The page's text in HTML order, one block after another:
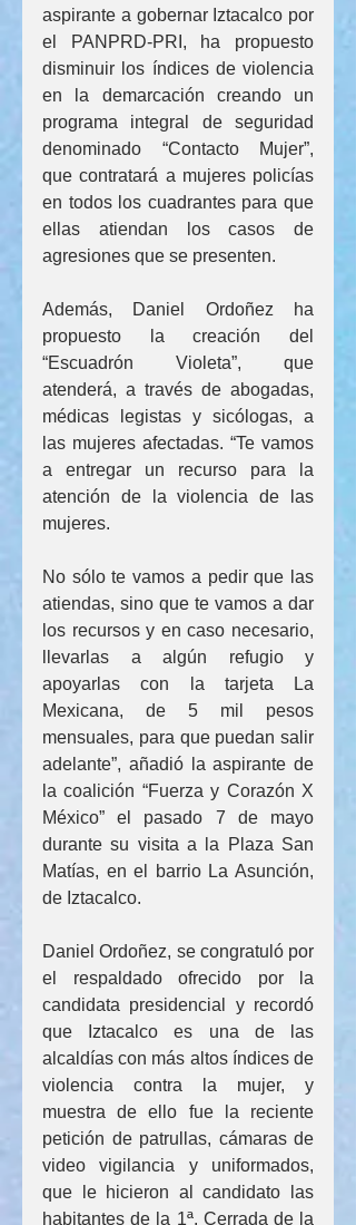
aspirante a gobernar Iztacalco por
el PANPRD-PRI, ha propuesto
disminuir los índices de violencia
en la demarcación creando un
programa integral de seguridad
denominado “Contacto Mujer”,
que contratará a mujeres policías
en todos los cuadrantes para que
ellas atiendan los casos de
agresiones que se presenten.
Además, Daniel Ordoñez ha
propuesto la creación del
“Escuadrón Violeta”, que
atenderá, a través de abogadas,
médicas legistas y sicólogas, a
las mujeres afectadas. “Te vamos
a entregar un recurso para la
atención de la violencia de las
mujeres.
No sólo te vamos a pedir que las
atiendas, sino que te vamos a dar
los recursos y en caso necesario,
llevarlas a algún refugio y
apoyarlas con la tarjeta La
Mexicana, de 5 mil pesos
mensuales, para que puedan salir
adelante”, añadió la aspirante de
la coalición “Fuerza y Corazón X
México” el pasado 7 de mayo
durante su visita a la Plaza San
Matías, en el barrio La Asunción,
de Iztacalco.
Daniel Ordoñez, se congratuló por
el respaldado ofrecido por la
candidata presidencial y recordó
que Iztacalco es una de las
alcaldías con más altos índices de
violencia contra la mujer, y
muestra de ello fue la reciente
petición de patrullas, cámaras de
video vigilancia y uniformados,
que le hicieron al candidato las
habitantes de la 1ª. Cerrada de la